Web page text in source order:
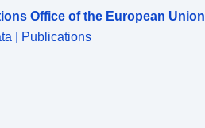
Office of the European Union
| Publications